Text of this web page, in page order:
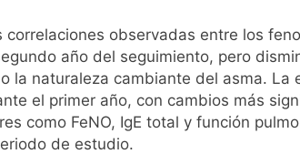
correlaciones observadas entre los
año del seguimiento, pero
la naturaleza cambiante del asma.
el primer año, con cambios más
como FeNO, IgE total y función
de estudio.